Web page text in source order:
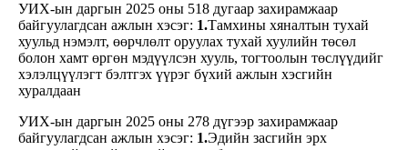
УИХ-ын даргын 2025 оны 518 дугаар захирамжаар
байгуулагдсан ажлын хэсэг: 1.Тамхины хяналтын тухай
хуульд нэмэлт, өөрчлөлт оруулах тухай хуулийн төсөл
болон хамт өргөн мэдүүлсэн хууль, тогтоолын төслүүдийг
хэлэлцүүлэгт бэлтгэх үүрэг бүхий ажлын хэсгийн
хуралдаан
УИХ-ын даргын 2025 оны 278 дүгээр захирамжаар
байгуулагдсан ажлын хэсэг: 1.Эдийн засгийн эрх